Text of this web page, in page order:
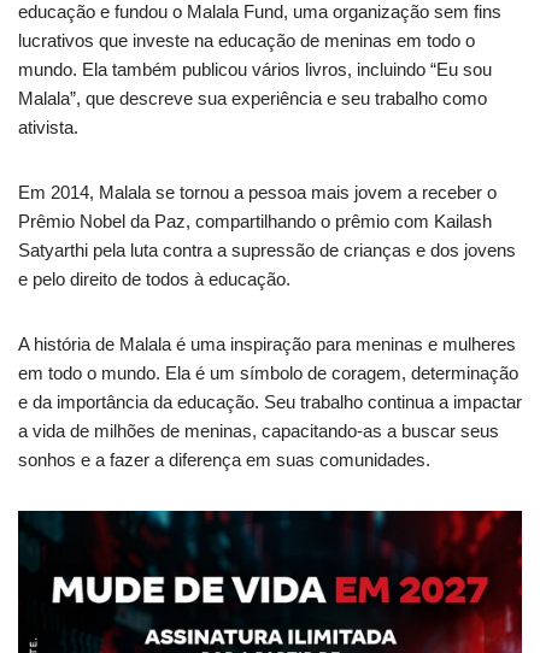
educação e fundou o Malala Fund, uma organização sem fins
lucrativos que investe na educação de meninas em todo o
mundo. Ela também publicou vários livros, incluindo “Eu sou
Malala”, que descreve sua experiência e seu trabalho como
ativista.
Em 2014, Malala se tornou a pessoa mais jovem a receber o
Prêmio Nobel da Paz, compartilhando o prêmio com Kailash
Satyarthi pela luta contra a supressão de crianças e dos jovens
e pelo direito de todos à educação.
A história de Malala é uma inspiração para meninas e mulheres
em todo o mundo. Ela é um símbolo de coragem, determinação
e da importância da educação. Seu trabalho continua a impactar
a vida de milhões de meninas, capacitando-as a buscar seus
sonhos e a fazer a diferença em suas comunidades.